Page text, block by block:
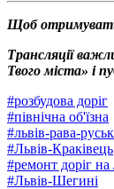
Щоб отримувати
Трансляції
Твого міста» і
#розбудова доріг
#північна об'їзна
#львів-рава-
#Львів-Краківець
#ремонт доріг
#Львів-Шегині